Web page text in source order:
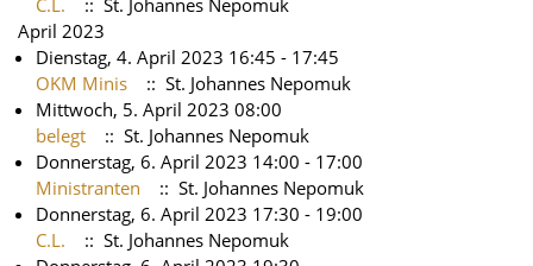
April 2023
Dienstag, 4. April 2023 16:45 - 17:45
OKM Minis
:: St. Johannes Nepomuk
Mittwoch, 5. April 2023 08:00
belegt
:: St. Johannes Nepomuk
Donnerstag, 6. April 2023 14:00 - 17:00
Ministranten
:: St. Johannes Nepomuk
Donnerstag, 6. April 2023 17:30 - 19:00
C.L.
:: St. Johannes Nepomuk